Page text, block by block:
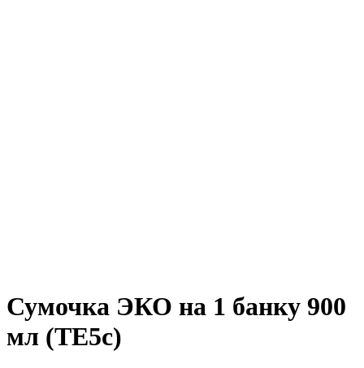
Сумочка ЭКО на 1 банку 900
мл (TE5c)